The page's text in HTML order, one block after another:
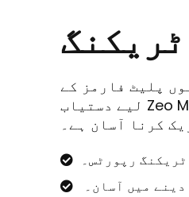
ٹریکنگ
پلیٹ فارمز کے
لیے دستیاب Zeo Mile ٹریکنگ سسٹم کے ساتھ اپنی
کرنا آسان ہے۔
رپورٹس۔
میں آسان۔